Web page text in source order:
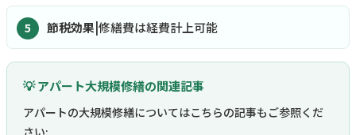
節税効果|修繕費は経費計上可能
💡 アパート大規模修繕の関連記事
アパートの大規模修繕についてはこちらの記事もご参照くだ
さい: